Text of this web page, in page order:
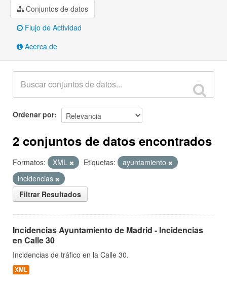
Conjuntos de datos
Flujo de Actividad
Acerca de
Ordenar por
2 conjuntos de datos encontrados
Formatos: XML Etiquetas:
ayuntamiento
incidencias
Filtrar Resultados
Incidencias Ayuntamiento de Madrid - Incidencias
en Calle 30
Incidencias de tráfico en la Calle 30.
XML